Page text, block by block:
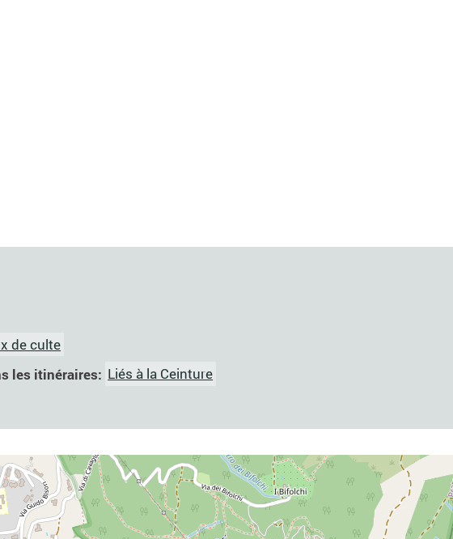
de culte
les itinéraires: Liés à la Ceinture